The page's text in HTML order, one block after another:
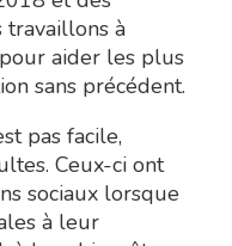
travaillons à
aider les plus
sans précédent.
pas facile,
Ceux-ci ont
sociaux lorsque
à leur